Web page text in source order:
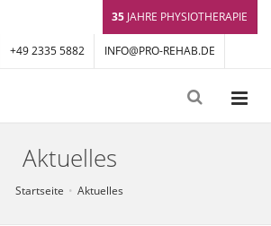
35 JAHRE PHYSIOTHERAPIE
+49 2335 5882 INFO@PRO-REHAB.DE
Aktuelles
Startseite Aktuelles